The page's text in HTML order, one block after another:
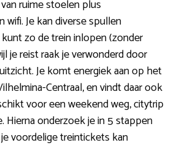
ruime stoelen plus
Je kan diverse spullen
zo de trein inlopen (zonder
je reist raak je verwonderd door
Je komt energiek aan op het
Centraal, en vindt daar ook
voor een weekend weg, citytrip
Hierna onderzoek je in 5 stappen
voordelige treintickets kan